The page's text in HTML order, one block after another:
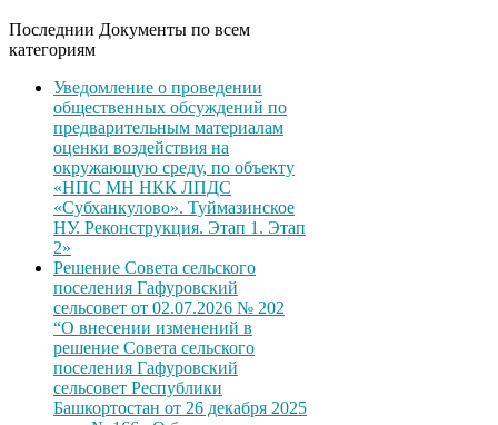
Последнии Документы по всем
категориям
Уведомление о проведении
общественных обсуждений по
предварительным материалам
оценки воздействия на
окружающую среду, по объекту
«НПС МН НКК ЛПДС
«Субханкулово». Туймазинское
НУ. Реконструкция. Этап 1. Этап
2»
Решение Совета сельского
поселения Гафуровский
сельсовет от 02.07.2026 № 202
“О внесении изменений в
решение Совета сельского
поселения Гафуровский
сельсовет Республики
Башкортостан от 26 декабря 2025